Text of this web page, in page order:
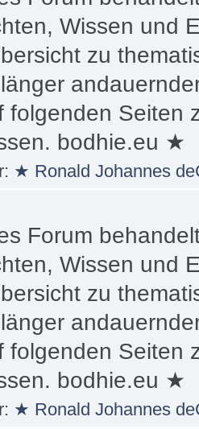
Wissen und
zu
folgenden Seiten
bodhie.eu ★
★ Ronald Johannes
Forum
Wissen und
zu
folgenden Seiten
bodhie.eu ★
★ Ronald Johannes